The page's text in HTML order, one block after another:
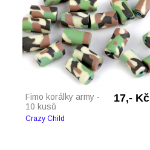
Fimo korálky army -
10 kusů
17,- Kč
Crazy Child